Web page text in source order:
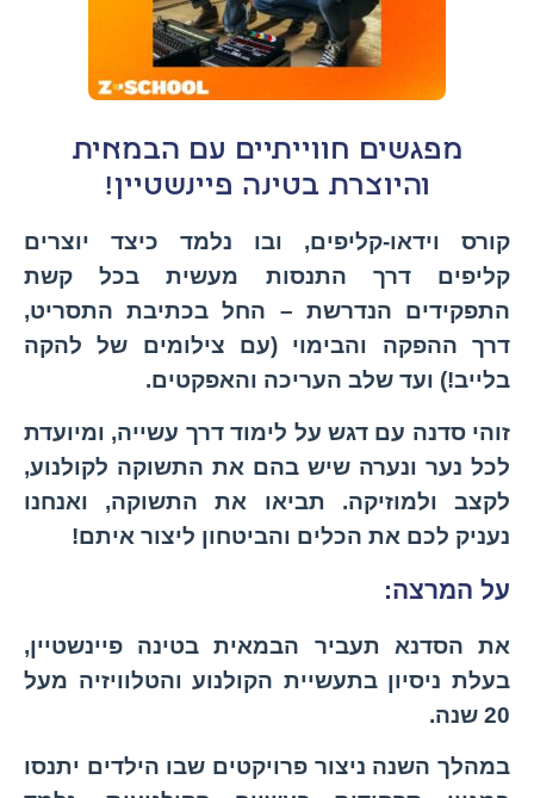
מפגשים חווייתיים עם הבמאית
והיוצרת בטינה פיינשטיין!
קורס וידאו-קליפים, ובו נלמד כיצד יוצרים
קליפים דרך התנסות מעשית בכל קשת
התפקידים הנדרשת – החל בכתיבת התסריט,
דרך ההפקה והבימוי (עם צילומים של להקה
בלייב!) ועד שלב העריכה והאפקטים.
זוהי סדנה עם דגש על לימוד דרך עשייה, ומיועדת
לכל נער ונערה שיש בהם את התשוקה לקולנוע,
לקצב ולמוזיקה. תביאו את התשוקה, ואנחנו
נעניק לכם את הכלים והביטחון ליצור איתם!
על המרצה:
את הסדנא תעביר הבמאית בטינה פיינשטיין,
בעלת ניסיון בתעשיית הקולנוע והטלוויזיה מעל
20 שנה.
במהלך השנה ניצור פרויקטים שבו הילדים יתנסו